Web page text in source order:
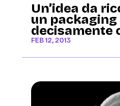
Un’idea da
un packaging
decisamente
FEB 12, 2013